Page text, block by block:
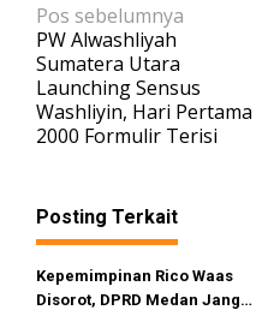
N
a
v
i
g
s
i
p
Pos sebelumnya
PW Alwashliyah
Sumatera Utara
Launching Sensus
Washliyin, Hari Pertama
2000 Formulir Terisi
Posting Terkait
Kepemimpinan Rico Waas
Disorot, DPRD Medan Jangan